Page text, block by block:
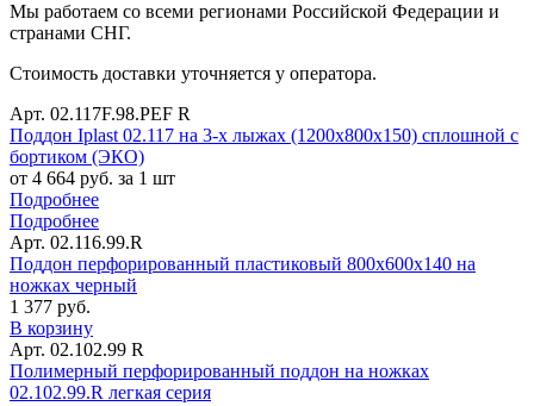
Мы работаем со всеми регионами Российской Федерации и
странами СНГ.
Стоимость доставки уточняется у оператора.
Арт. 02.117F.98.PEF R
Поддон Iplast 02.117 на 3-х лыжах (1200х800х150) сплошной с
бортиком (ЭКО)
от 4 664 руб. за 1 шт
Подробнее
Подробнее
Арт. 02.116.99.R
Поддон перфорированный пластиковый 800х600х140 на
ножках черный
1 377 руб.
В корзину
Арт. 02.102.99 R
Полимерный перфорированный поддон на ножках
02.102.99.R легкая серия